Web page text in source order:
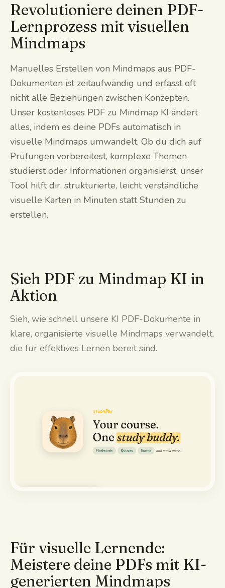
Revolutioniere deinen PDF-
Lernprozess mit visuellen
Mindmaps
Manuelles Erstellen von Mindmaps aus PDF-
Dokumenten ist zeitaufwändig und erfasst oft
nicht alle Beziehungen zwischen Konzepten.
Unser kostenloses PDF zu Mindmap KI ändert
alles, indem es deine PDFs automatisch in
visuelle Mindmaps umwandelt. Ob du dich auf
Prüfungen vorbereitest, komplexe Themen
studierst oder Informationen organisierst, unser
Tool hilft dir, strukturierte, leicht verständliche
visuelle Karten in Minuten statt Stunden zu
erstellen.
Sieh PDF zu Mindmap KI in
Aktion
Sieh, wie schnell unsere KI PDF-Dokumente in
klare, organisierte visuelle Mindmaps verwandelt,
die für effektives Lernen bereit sind.
Für visuelle Lernende:
Meistere deine PDFs mit KI-
generierten Mindmaps